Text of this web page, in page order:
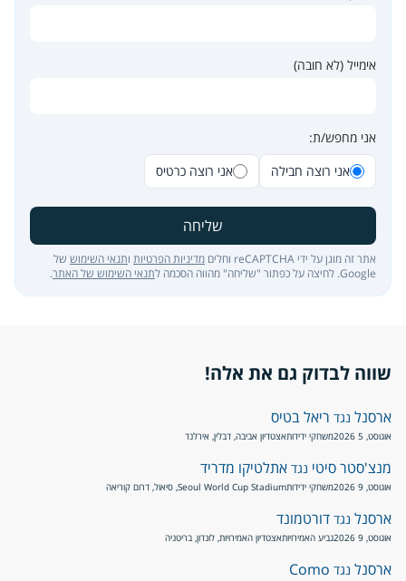
אימייל (לא חובה)
אני מחפש/ת:
אני רוצה חבילה
אני רוצה כרטיס
שליחה
אתר זה מוגן על ידי reCAPTCHA וחלים מדיניות הפרטיות ותנאי השימוש של
Google. לחיצה על כפתור "שליחה" מהווה הסכמה ל
תנאי השימוש של האתר.
שווה לבדוק גם את אלה!
ארסנל נגד ריאל בטיס
אוגוסט, 5 2026 משחקי ידידותאצטדיון אביבה, דבלין, אירלנד
מנצ'סטר סיטי נגד אתלטיקו מדריד
אוגוסט, 9 2026 משחקי ידידותSeoul World Cup Stadium, סיאול, דרום קוריאה
ארסנל נגד דורטמונד
אוגוסט, 9 2026 גביע האמירויותאצטדיון האמירויות, לונדון, בריטניה
ארסנל נגד